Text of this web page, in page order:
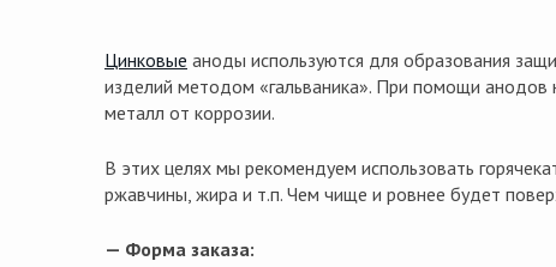
Цинковые аноды используются для образования
изделий методом «гальваника». При помощи
металл от коррозии.
В этих целях мы рекомендуем использовать
ржавчины, жира и т.п. Чем чище и ровнее будет
— Форма заказа: